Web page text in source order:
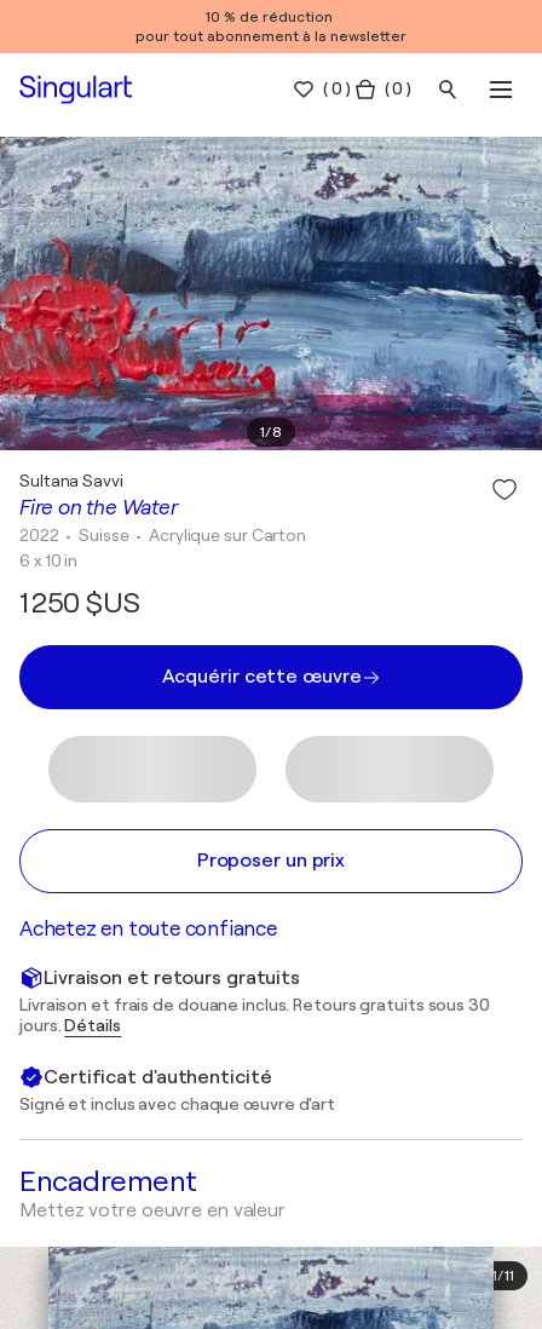
10 % de réduction
pour tout abonnement à la newsletter
(0 ) ( 0 )
1/8
Fire on the Water
Sultana Savvi
2022 • Suisse •Acrylique sur Carton
6 x 10 in
1 250 $US
Acquérir cette œuvre
Proposer un prix
Achetez en toute confiance
Livraison et retours gratuits
Livraison et frais de douane inclus. Retours gratuits sous 30
jours.Détails
Certificat d'authenticité
Signé et inclus avec chaque œuvre d'art
Encadrement
Mettez votre oeuvre en valeur
1/11